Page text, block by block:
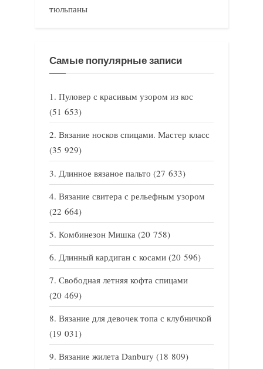
тюльпаны
Самые популярные записи
Пуловер с красивым узором из кос
(51 653)
Вязание носков спицами. Мастер класс
(35 929)
Длинное вязаное пальто (27 633)
Вязание свитера с рельефным узором
(22 664)
Комбинезон Мишка (20 758)
Длинный кардиган с косами (20 596)
Свободная летняя кофта спицами
(20 469)
Вязание для девочек топа с клубничкой
(19 031)
Вязание жилета Danbury (18 809)